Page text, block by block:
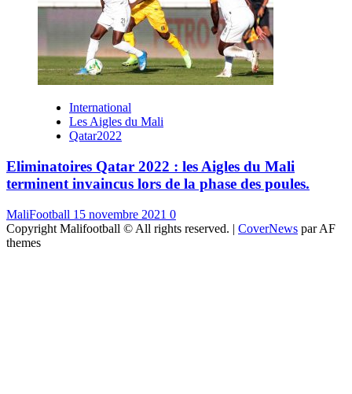
International
Les Aigles du Mali
Qatar2022
Eliminatoires Qatar 2022 : les Aigles du Mali
terminent invaincus lors de la phase des poules.
MaliFootball 15 novembre 2021 0
Copyright Malifootball © All rights reserved. | CoverNews par AF
themes